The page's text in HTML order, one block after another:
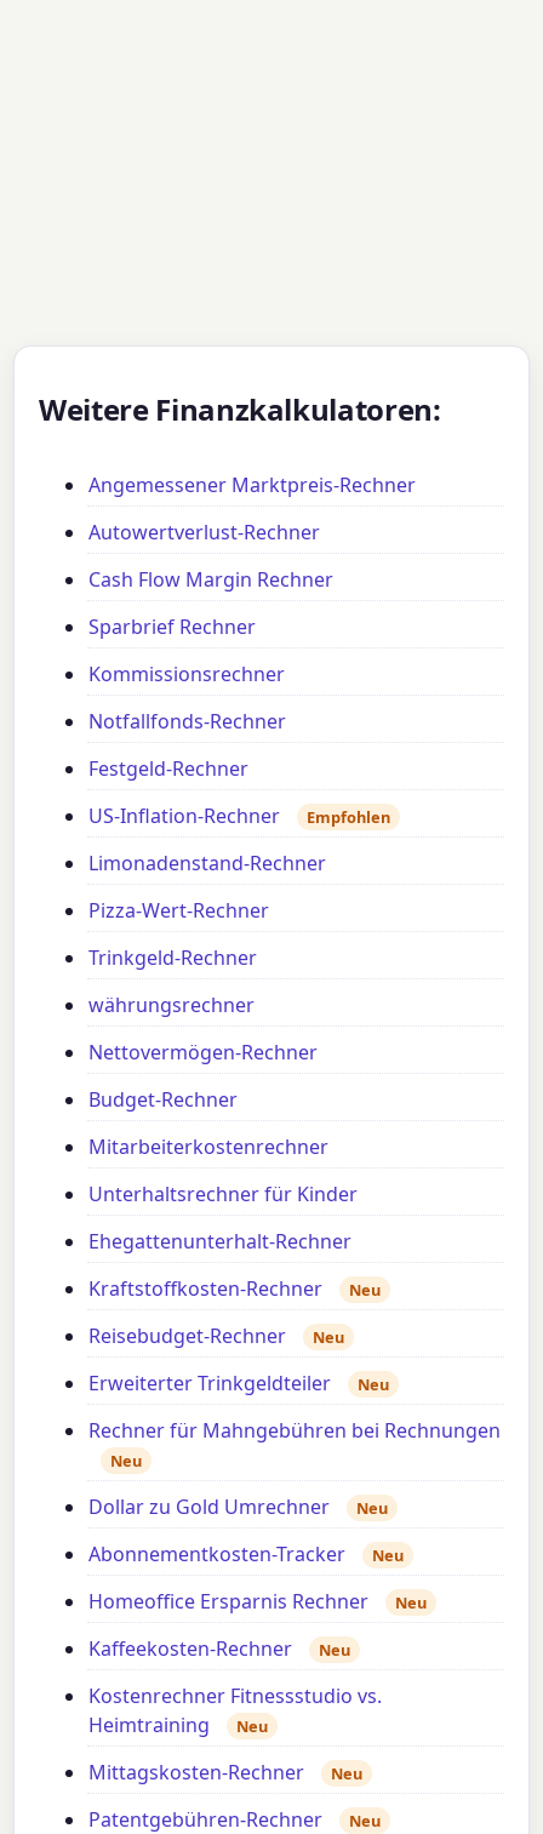
Weitere Finanzkalkulatoren:
Angemessener Marktpreis-Rechner
Autowertverlust-Rechner
Cash Flow Margin Rechner
Sparbrief Rechner
Kommissionsrechner
Notfallfonds-Rechner
Festgeld-Rechner
US-Inflation-Rechner
Empfohlen
Limonadenstand-Rechner
Pizza-Wert-Rechner
Trinkgeld-Rechner
währungsrechner
Nettovermögen-Rechner
Budget-Rechner
Mitarbeiterkostenrechner
Unterhaltsrechner für Kinder
Ehegattenunterhalt-Rechner
Kraftstoffkosten-Rechner
Neu
Reisebudget-Rechner Neu
Erweiterter Trinkgeldteiler Neu
Rechner für Mahngebühren bei Rechnungen
Neu
Dollar zu Gold Umrechner Neu
Abonnementkosten-Tracker Neu
Homeoffice Ersparnis Rechner Neu
Kaffeekosten-Rechner Neu
Kostenrechner Fitnessstudio vs.
Heimtraining
Neu
Mittagskosten-Rechner Neu
Patentgebühren-Rechner Neu